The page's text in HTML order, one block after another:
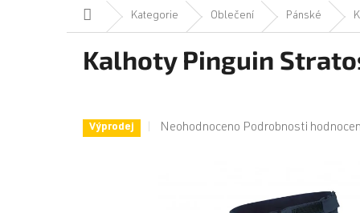
Domů Kategorie Oblečení Pánské
Kalhoty Pinguin
Výprodej
Průměrné
Neohodnoceno Podrobnosti